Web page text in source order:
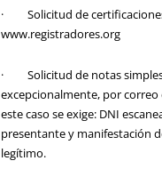
· Solicitud de
www.registradores.org
· Solicitud de notas
excepcionalmente, por correo
este caso se exige: DNI
presentante y manifestación
legítimo.